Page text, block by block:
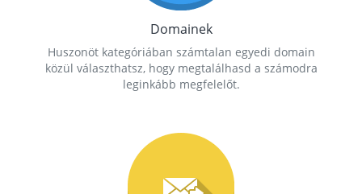
Domainek
Huszonöt kategóriában számtalan egyedi domain
közül választhatsz, hogy megtalálhasd a számodra
leginkább megfelelőt.